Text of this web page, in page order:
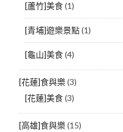
[蘆竹]美食(1)
[青埔]遊樂景點(1)
[龜山]美食(4)
[花蓮]食與樂(3)
[花蓮]美食(3)
[高雄]食與樂(15)